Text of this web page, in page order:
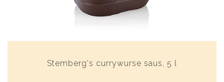
Stemberg's currywurse saus, 5 l